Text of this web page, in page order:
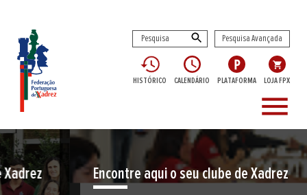
Pesquisa Avançada
HISTÓRICO CALENDÁRIO PLATAFORMA LOJA FPX
menu
Encontre aqui o seu clube de Xadrez